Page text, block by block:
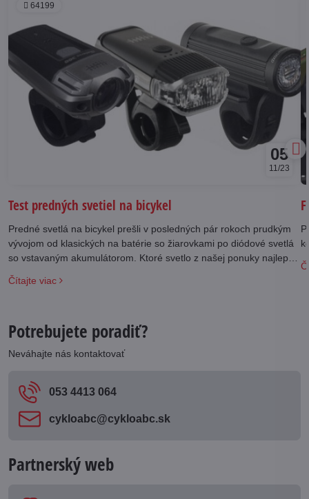
64199
05
11/23
Test predných svetiel na bicykel
Predné svetlá na bicykel prešli v posledných pár rokoch prudkým
vývojom od klasických na batérie so žiarovkami po diódové svetlá
so vstavaným akumulátorom. Ktoré svetlo z našej ponuky najlepšie
Čítajte viac
Potrebujete poradiť?
Neváhajte nás kontaktovať
053 4413 064
cykloabc​@cykloabc​.sk
Partnerský web